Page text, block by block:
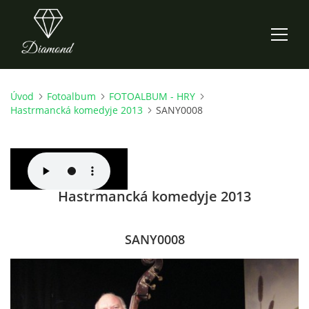
ÚVOD
O NÁS
Úvod Fotoalbum
FOTOALBUM - HRY
Hastrmancká komedyje 2013
SANY0008
Hastrmancká komedyje 2013
SANY0008